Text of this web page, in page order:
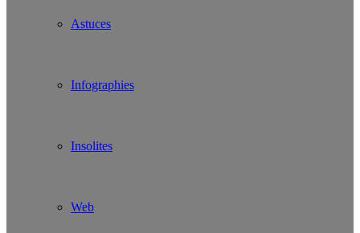
Astuces
Infographies
Insolites
Web